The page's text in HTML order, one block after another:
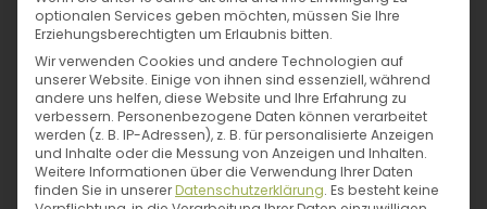
Beyond Fair Fashion: Slow Fashion!Die
Non-Profit-Organisation „Fibershed“
revolutioniert den gesamten Textilkreislauf –
und zwar von der Wurzel weg: mit
flauschiger Wolle, Stoff aus Pflanzenfasern
optionalen Services geben möchten, müssen Sie Ihre
Erziehungsberechtigten um Erlaubnis bitten.
Wir verwenden Cookies und andere Technologien auf
unserer Website. Einige von ihnen sind essenziell, während
andere uns helfen, diese Website und Ihre Erfahrung zu
verbessern. Personenbezogene Daten können verarbeitet
werden (z. B. IP-Adressen), z. B. für personalisierte Anzeigen
und Inhalte oder die Messung von Anzeigen und Inhalten.
Weitere Informationen über die Verwendung Ihrer Daten
finden Sie in unsererDatenschutzerklärung. Es besteht keine